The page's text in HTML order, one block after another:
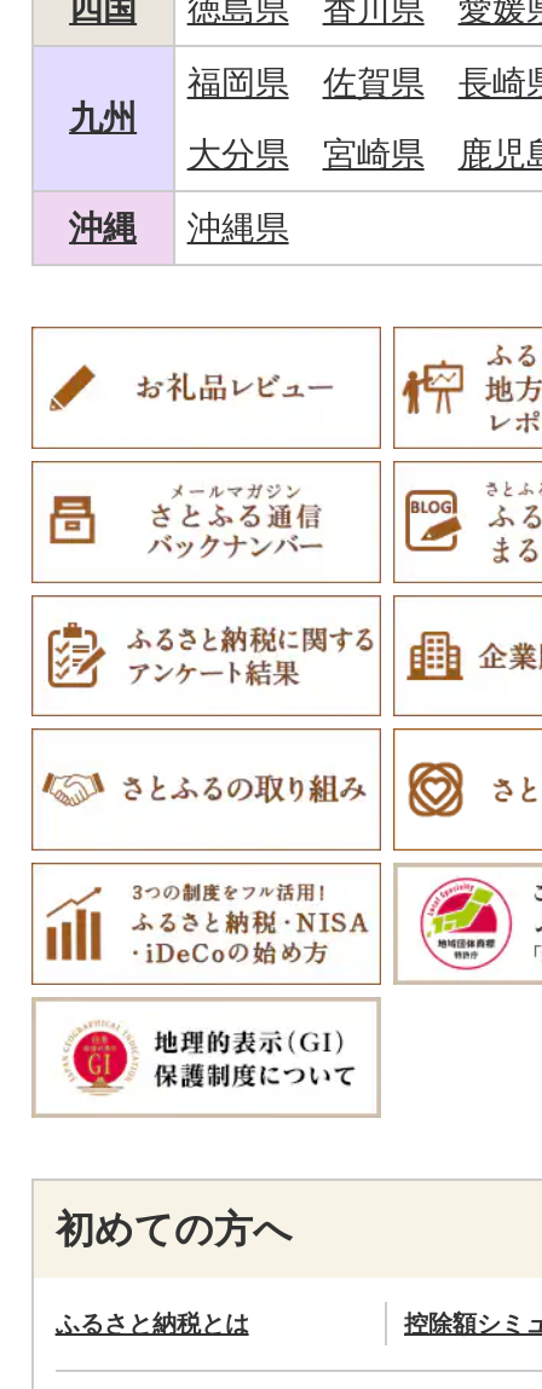
四国
徳島県 香川県 愛媛
九州
福岡県 佐賀県
長崎
大分県
宮崎県
鹿児
沖縄
沖縄県
初めての方へ
ふるさと納税とは 控除額シミ